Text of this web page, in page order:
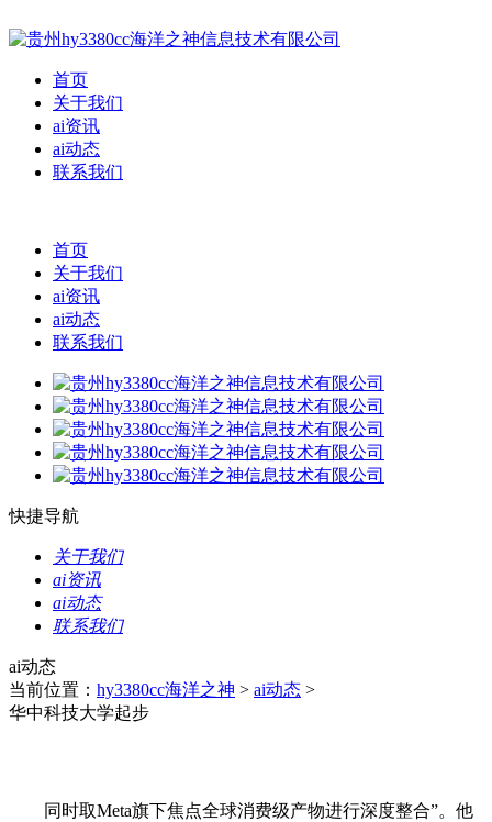
首页
关于我们
ai资讯
ai动态
联系我们
首页
关于我们
ai资讯
ai动态
联系我们
快捷导航
关于我们
ai资讯
ai动态
联系我们
ai动态
当前位置： hy3380cc海洋之神 > ai动态 >
华中科技大学起步
同时取Meta旗下焦点全球消费级产物进行深度整合”。他